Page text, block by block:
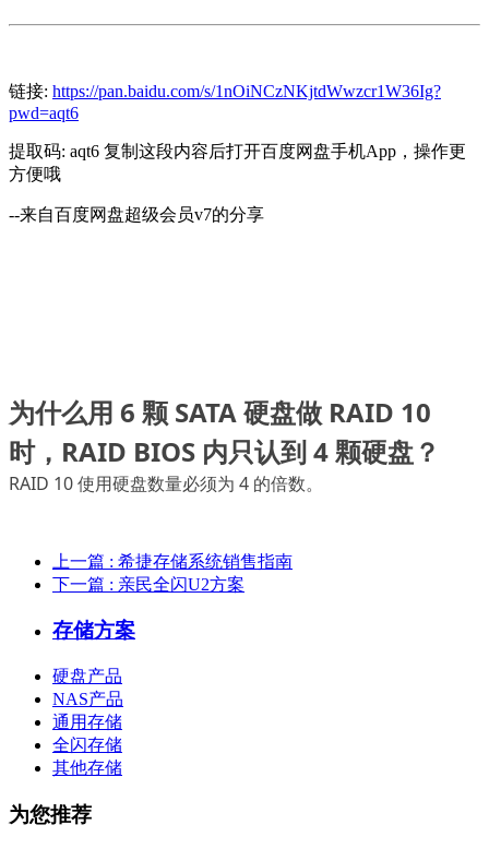
链接: https://pan.baidu.com/s/1nOiNCzNKjtdWwzcr1W36Ig?
pwd=aqt6
提取码: aqt6 复制这段内容后打开百度网盘手机App，操作更
方便哦
--来自百度网盘超级会员v7的分享
为什么用 6 颗 SATA 硬盘做 RAID 10
时，RAID BIOS 内只认到 4 颗硬盘？
RAID 10使用硬盘数量必须为 4 的倍数。
上一篇 : 希捷存储系统销售指南
下一篇 : 亲民全闪U2方案
存储方案
硬盘产品
NAS产品
通用存储
全闪存储
其他存储
为您推荐